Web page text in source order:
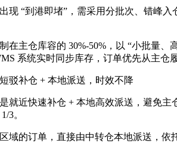
“到港即堵”，需采用分批次、错峰入
主仓库容的 30%-50%，以 “小批量、
系统实时同步库存，订单优先从主仓
补仓 + 本地派送，时效不降
近快速补仓 + 本地高效派送，避免主
3。
的订单，直接由中转仓本地派送，依托